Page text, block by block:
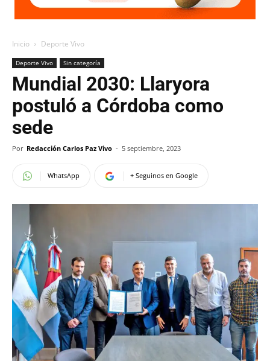
Inicio Deporte Vivo
Deporte Vivo Sin categoría
Mundial 2030: Llaryora
postuló a Córdoba como
sede
Por Redacción Carlos Paz Vivo - 5 septiembre, 2023
WhatsApp + Seguinos en Google